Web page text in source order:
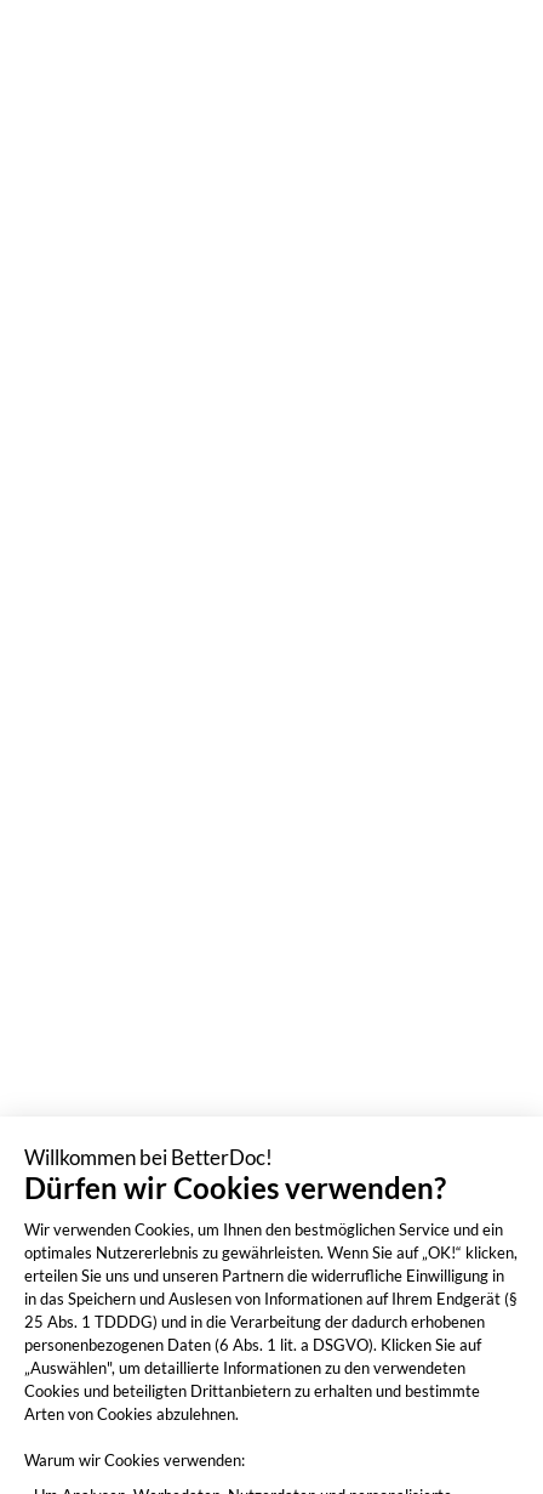
Willkommen bei BetterDoc!
Dürfen wir Cookies verwenden?
Wir verwenden Cookies, um Ihnen den bestmöglichen Service und ein
optimales Nutzererlebnis zu gewährleisten. Wenn Sie auf „OK!“ klicken,
erteilen Sie uns und unseren Partnern die widerrufliche Einwilligung in
in das Speichern und Auslesen von Informationen auf Ihrem Endgerät (§
25 Abs. 1 TDDDG) und in die Verarbeitung der dadurch erhobenen
personenbezogenen Daten (6 Abs. 1 lit. a DSGVO). Klicken Sie auf
„Auswählen", um detaillierte Informationen zu den verwendeten
Cookies und beteiligten Drittanbietern zu erhalten und bestimmte
Arten von Cookies abzulehnen.
Warum wir Cookies verwenden: